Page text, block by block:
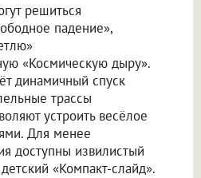
решиться
падение»,
«Космическую дыру».
динамичный спуск
трассы
устроить весёлое
Для менее
доступны извилистый
«Компакт-слайд».